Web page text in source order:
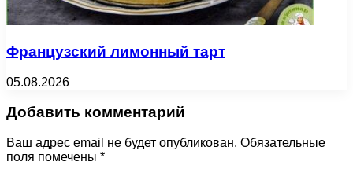
Французский лимонный тарт
05.08.2026
Добавить комментарий
Ваш адрес email не будет опубликован. Обязательные
поля помечены *